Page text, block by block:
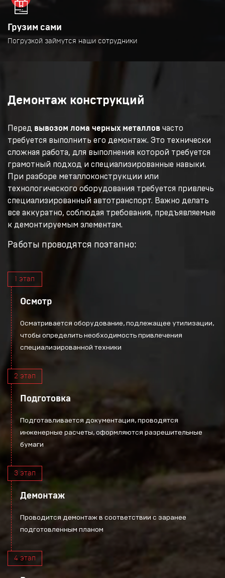
Грузим сами
Погрузкой займутся наши сотрудники
Демонтаж конструкций
Перед вывозом лома черных металлов часто
требуется выполнить его демонтаж. Это технически
сложная работа, для выполнения которой требуется
грамотный подход и специализированные навыки.
При разборе металлоконструкции или
технологического оборудования требуется привлечь
специализированный автотранспорт. Важно делать
все аккуратно, соблюдая требования, предъявляемые
к демонтируемым элементам.
Работы проводятся поэтапно:
1 этап
Осмотр
Осматривается оборудование, подлежащее утилизации,
чтобы определить необходимость привлечения
специализированной техники
2 этап
Подготовка
Подготавливается документация, проводятся
инженерные расчеты, оформляются разрешительные
бумаги
3 этап
Демонтаж
Проводится демонтаж в соответствии с заранее
подготовленным планом
4 этап